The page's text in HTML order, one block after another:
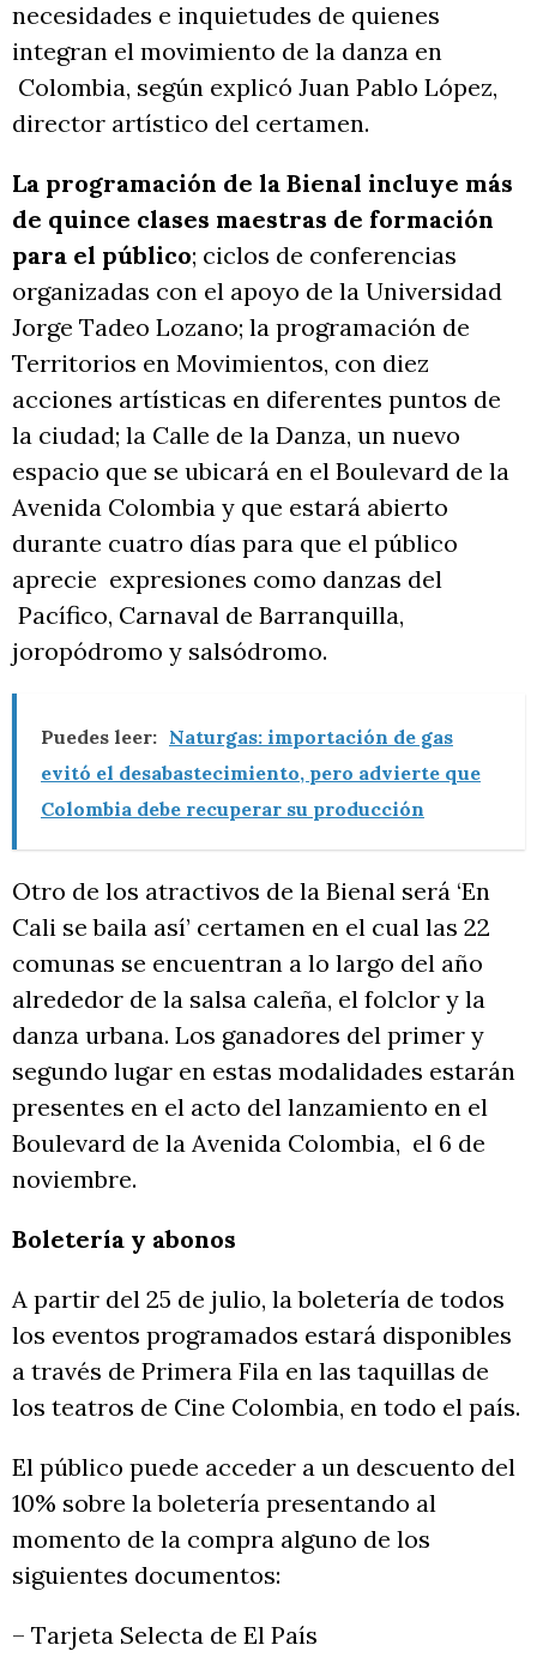
necesidades e inquietudes de quienes
integran el movimiento de la danza en
Colombia, según explicó Juan Pablo López,
director artístico del certamen.
La programación de la Bienal incluye más
de quince clases maestras de formación
para el público; ciclos de conferencias
organizadas con el apoyo de la Universidad
Jorge Tadeo Lozano; la programación de
Territorios en Movimientos, con diez
acciones artísticas en diferentes puntos de
la ciudad; la Calle de la Danza, un nuevo
espacio que se ubicará en el Boulevard de la
Avenida Colombia y que estará abierto
durante cuatro días para que el público
aprecie expresiones como danzas del
Pacífico, Carnaval de Barranquilla,
joropódromo y salsódromo.
Puedes leer: Naturgas: importación de gas
evitó el desabastecimiento, pero advierte que
Colombia debe recuperar su producción
Otro de los atractivos de la Bienal será ‘En
Cali se baila así’ certamen en el cual las 22
comunas se encuentran a lo largo del año
alrededor de la salsa caleña, el folclor y la
danza urbana. Los ganadores del primer y
segundo lugar en estas modalidades estarán
presentes en el acto del lanzamiento en el
Boulevard de la Avenida Colombia, el 6 de
noviembre.
Boletería y abonos
A partir del 25 de julio, la boletería de todos
los eventos programados estará disponibles
a través de Primera Fila en las taquillas de
los teatros de Cine Colombia, en todo el país.
El público puede acceder a un descuento del
10% sobre la boletería presentando al
momento de la compra alguno de los
siguientes documentos:
– Tarjeta Selecta de El País